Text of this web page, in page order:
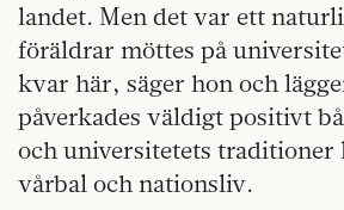
landet. Men det var ett
föräldrar möttes på
kvar här, säger hon och
påverkades väldigt positivt
och universitetets
vårbal och nationsliv.